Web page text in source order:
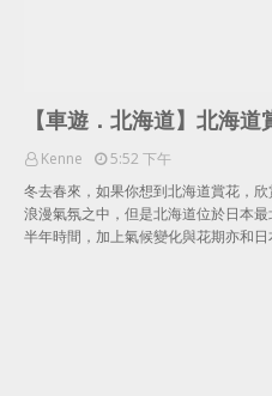
【車遊．北海道】北海
Kenne
5:52 下午
冬去春來，如果你想到北海道賞花，
浪漫氣氛之中，但是北海道位於日本
半年時間，加上氣候變化與花期亦和